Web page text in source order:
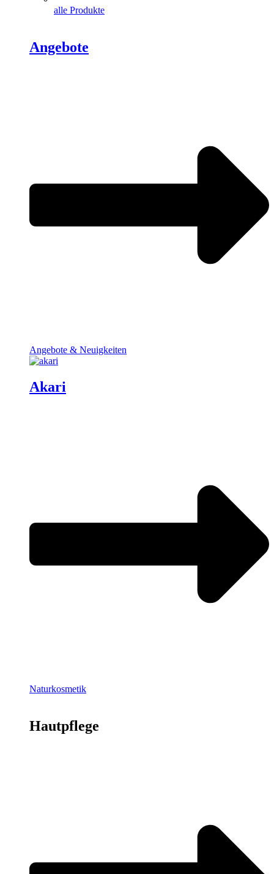
alle Produkte
Angebote
Angebote & Neuigkeiten
Akari
Naturkosmetik
Hautpflege